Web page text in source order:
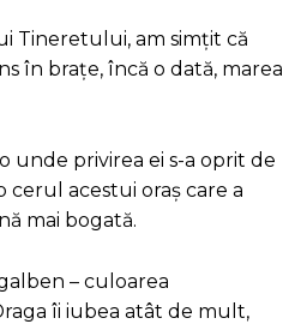
Tineretului, am simțit că
în brațe, încă o dată, marea
unde privirea ei s-a oprit de
cerul acestui oraș care a
mai bogată.
– culoarea
îi iubea atât de mult,